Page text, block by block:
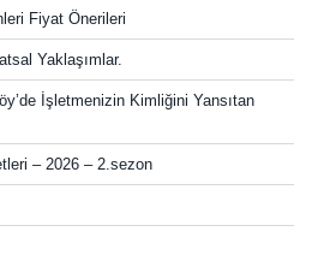
Fiyat Önerileri
Yaklaşımlar.
İşletmenizin Kimliğini Yansıtan
– 2026 – 2.sezon